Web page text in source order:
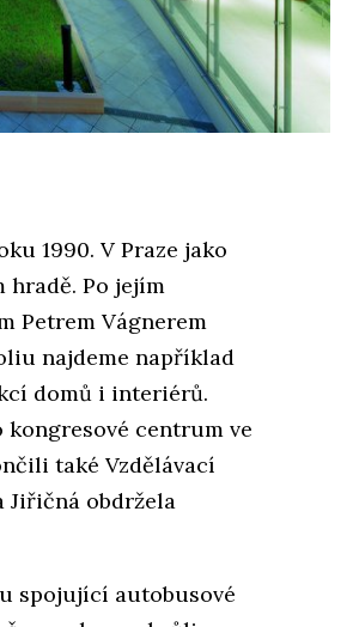
1990. V Praze jako
hradě. Po jejím
Petrem Vágnerem
najdeme například
domů i interiérů.
centrum ve
také Vzdělávací
Jiřičná obdržela
spojující autobusové